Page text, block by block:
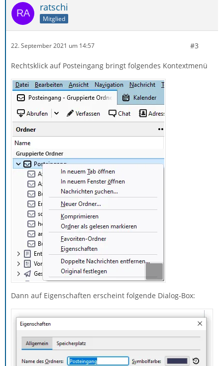
ratschi
Mitglied
22. September 2021 um 14:57 #3
Rechtsklick auf Posteingang bringt folgendes Kontextmenü
Dann auf Eigenschaften erscheint folgende Dialog-Box: